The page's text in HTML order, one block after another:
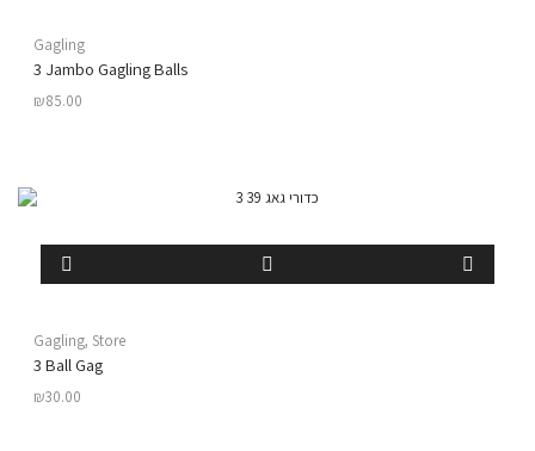
Gagling
3 Jambo Gagling Balls
₪85.00
Gagling, Store
3 Ball Gag
₪30.00